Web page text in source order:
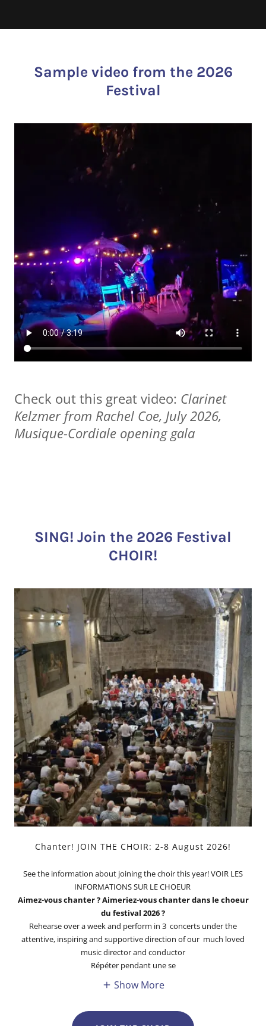
Sample video from the 2026
Festival
Check out this great video: Clarinet
Kelzmer from Rachel Coe, July 2026,
Musique-Cordiale opening gala
SING! Join the 2026 Festival
CHOIR!
Chanter! JOIN THE CHOIR: 2-8 August 2026!
See the information about joining the choir this year! VOIR LES
INFORMATIONS SUR LE CHOEUR
Aimez-vous chanter ? Aimeriez-vous chanter dans le choeur
du festival 2026 ?
Rehearse over a week and perform in 3 concerts under the
attentive, inspiring and supportive direction of our much loved
music director and conductor
Répéter pendant une se
Show More